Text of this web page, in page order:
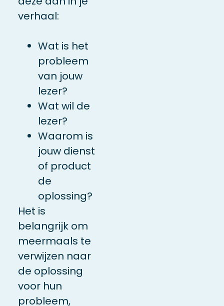
verhaal:
Wat is het
probleem
van jouw
lezer?
Wat wil de
lezer?
Waarom is
jouw dienst
of product
de
oplossing?
Het is
belangrijk om
meermaals te
verwijzen naar
de oplossing
voor hun
probleem,